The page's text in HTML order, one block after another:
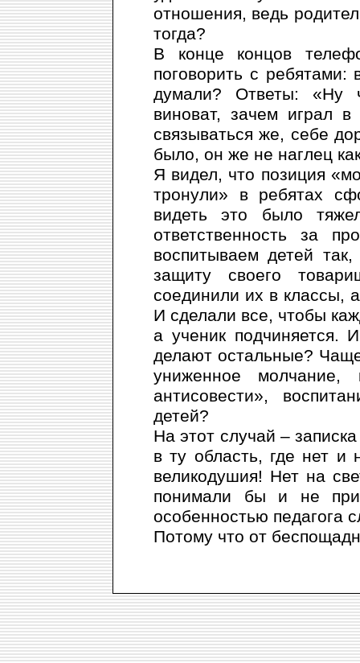
отношения, ведь
тогда?
В конце концов
поговорить с
думали? Ответы: «Ну
виноват, зачем играл
связываться же, себе
было, он же не наглец
Я видел, что позиция
тронули» в ребятах
видеть это было
ответственность за
воспитываем детей
защиту своего
соединили их в классы,
И сделали все, чтобы
а ученик подчиняется.
делают остальные?
униженное
антисовести»,
детей?
На этот случай –
в ту область, где нет
великодушия! Нет на
понимали бы и не
особенностью педагога
Потому что от